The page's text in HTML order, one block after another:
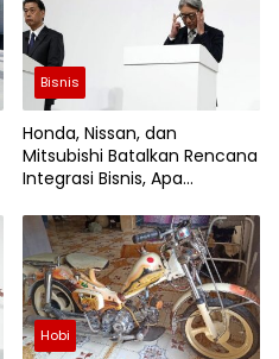
Bisnis
Honda, Nissan, dan
Mitsubishi Batalkan Rencana
Integrasi Bisnis, Apa
Hobi